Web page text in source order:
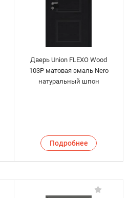
Дверь Union FLEXO Wood
103P матовая эмаль Nero
натуральный шпон
Подробнее